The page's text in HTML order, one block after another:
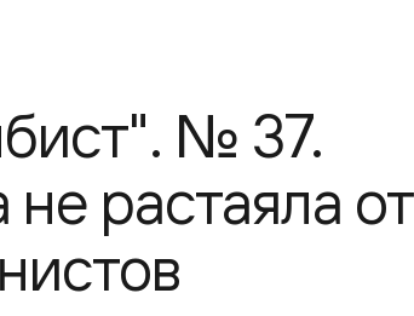
№ 37.
растаяла от